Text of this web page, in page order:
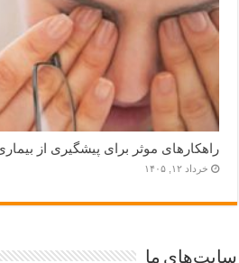
راهکارهای موثر برای پیشگیری از
خرداد ۱۲, ۱۴۰۵
سایت‌های ما